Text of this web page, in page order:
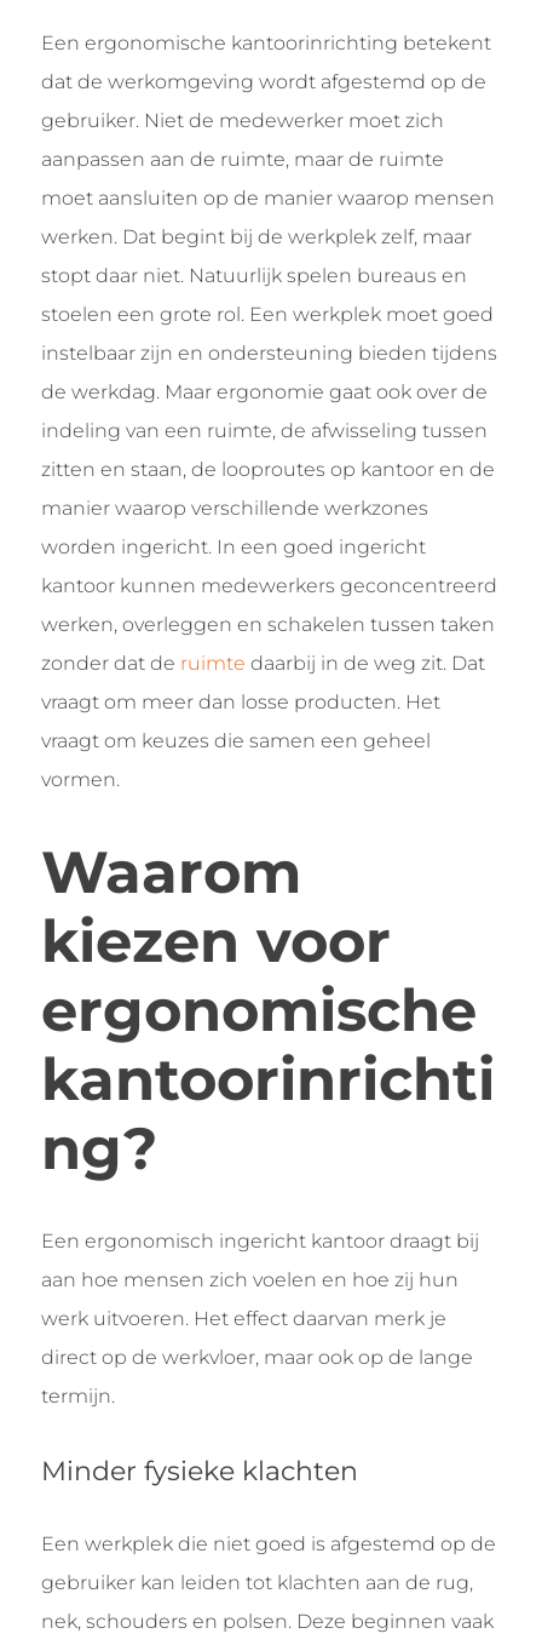
Een ergonomische kantoorinrichting betekent
dat de werkomgeving wordt afgestemd op de
gebruiker. Niet de medewerker moet zich
aanpassen aan de ruimte, maar de ruimte
moet aansluiten op de manier waarop mensen
werken. Dat begint bij de werkplek zelf, maar
stopt daar niet. Natuurlijk spelen bureaus en
stoelen een grote rol. Een werkplek moet goed
instelbaar zijn en ondersteuning bieden tijdens
de werkdag. Maar ergonomie gaat ook over de
indeling van een ruimte, de afwisseling tussen
zitten en staan, de looproutes op kantoor en de
manier waarop verschillende werkzones
worden ingericht. In een goed ingericht
kantoor kunnen medewerkers geconcentreerd
werken, overleggen en schakelen tussen taken
zonder dat de ruimte daarbij in de weg zit. Dat
vraagt om meer dan losse producten. Het
vraagt om keuzes die samen een geheel
vormen.
Waarom
kiezen voor
ergonomische
kantoorinrichti
ng?
Een ergonomisch ingericht kantoor draagt bij
aan hoe mensen zich voelen en hoe zij hun
werk uitvoeren. Het effect daarvan merk je
direct op de werkvloer, maar ook op de lange
termijn.
Minder fysieke klachten
Een werkplek die niet goed is afgestemd op de
gebruiker kan leiden tot klachten aan de rug,
nek, schouders en polsen. Deze beginnen vaak